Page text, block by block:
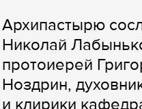
Архипастырю
Николай
протоиерей
Ноздрин,
и клирики